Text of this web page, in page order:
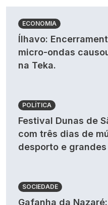
ECONOMIA
Ílhavo:
micro-ondas
na Teka.
POLÍTICA
Festival Dunas de
com três dias de
desporto e
SOCIEDADE
Gafanha da